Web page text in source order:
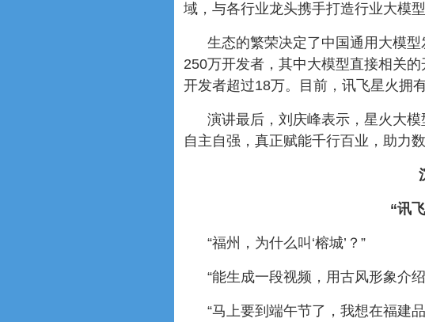
域，与各行业龙头携手打造行业大模型
生态的繁荣决定了中国通用大模
250万开发者，其中大模型直接相关
开发者超过18万。目前，讯飞星火拥
演讲最后，刘庆峰表示，星火大
自主自强，真正赋能千行百业，助力
“讯
“福州，为什么叫‘榕城’？”
“能生成一段视频，用古风形象介
“马上要到端午节了，我想在福建